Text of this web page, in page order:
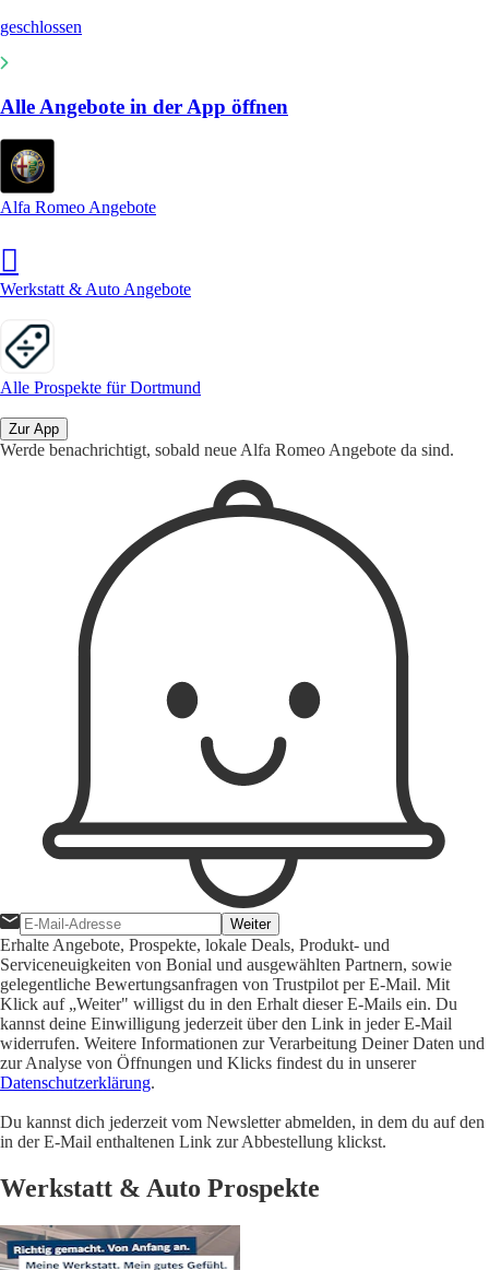
geschlossen
Alle Angebote in der App öffnen
Alfa Romeo Angebote
Werkstatt & Auto Angebote
Alle Prospekte für Dortmund
Zur App
Werde benachrichtigt, sobald neue Alfa Romeo Angebote da sind.
Weiter
Erhalte Angebote, Prospekte, lokale Deals, Produkt- und
Serviceneuigkeiten von Bonial und ausgewählten Partnern, sowie
gelegentliche Bewertungsanfragen von Trustpilot per E-Mail. Mit
Klick auf „Weiter" willigst du in den Erhalt dieser E-Mails ein. Du
kannst deine Einwilligung jederzeit über den Link in jeder E-Mail
widerrufen. Weitere Informationen zur Verarbeitung Deiner Daten und
zur Analyse von Öffnungen und Klicks findest du in unserer
Datenschutzerklärung.
Du kannst dich jederzeit vom Newsletter abmelden, in dem du auf den
in der E-Mail enthaltenen Link zur Abbestellung klickst.
Werkstatt & Auto Prospekte